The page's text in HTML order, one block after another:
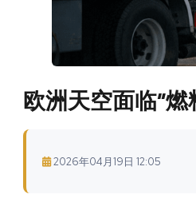
欧洲天空面临“
2026年04月19日 12:05